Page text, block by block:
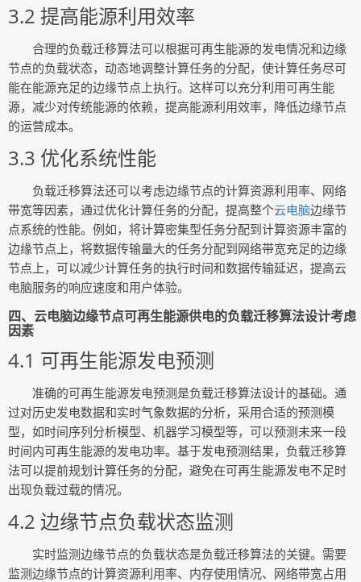
3.2 提高能源利用效率
合理的负载迁移算法可以根据可再生能源的发电情况和边缘
节点的负载状态，动态地调整计算任务的分配，使计算任务尽可
能在能源充足的边缘节点上执行。这样可以充分利用可再生能
源，减少对传统能源的依赖，提高能源利用效率，降低边缘节点
的运营成本。
3.3 优化系统性能
负载迁移算法还可以考虑边缘节点的计算资源利用率、网络
带宽等因素，通过优化计算任务的分配，提高整个云电脑边缘节
点系统的性能。例如，将计算密集型任务分配到计算资源丰富的
边缘节点上，将数据传输量大的任务分配到网络带宽充足的边缘
节点上，可以减少计算任务的执行时间和数据传输延迟，提高云
电脑服务的响应速度和用户体验。
四、云电脑边缘节点可再生能源供电的负载迁移算法设计考虑
因素
4.1 可再生能源发电预测
准确的可再生能源发电预测是负载迁移算法设计的基础。通
过对历史发电数据和实时气象数据的分析，采用合适的预测模
型，如时间序列分析模型、机器学习模型等，可以预测未来一段
时间内可再生能源的发电功率。基于发电预测结果，负载迁移算
法可以提前规划计算任务的分配，避免在可再生能源发电不足时
出现负载过载的情况。
4.2 边缘节点负载状态监测
实时监测边缘节点的负载状态是负载迁移算法的关键。需要
监测边缘节点的计算资源利用率、内存使用情况、网络带宽占用